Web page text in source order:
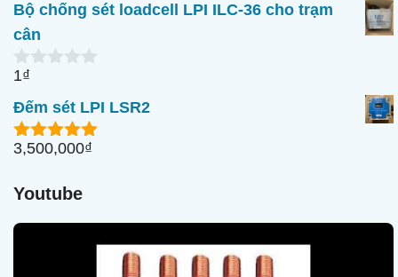
g
o
i
5
Bộ chống sét loadcell LPI ILC-36 cho trạm
cân
0
g
o
à
1₫
Đếm sét LPI LSR2
5.00ngoài
3,500,000₫
Youtube